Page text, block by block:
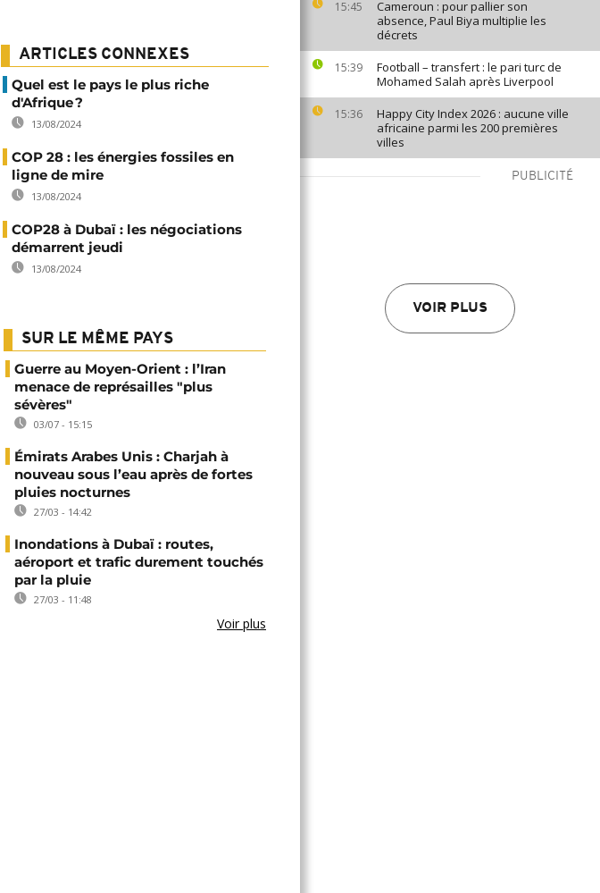
15:45
Cameroun : pour pallier son
absence, Paul Biya multiplie les
décrets
15:39
Football – transfert : le pari turc de
Mohamed Salah après Liverpool
15:36
Happy City Index 2026 : aucune ville
africaine parmi les 200 premières
villes
PUBLICITÉ
VOIR PLUS
ARTICLES CONNEXES
Quel est le pays le plus riche
d'Afrique ?
13/08/2024
COP 28 : les énergies fossiles en
ligne de mire
13/08/2024
COP28 à Dubaï : les négociations
démarrent jeudi
13/08/2024
SUR LE MÊME PAYS
Guerre au Moyen-Orient : l’Iran
menace de représailles "plus
sévères"
03/07 - 15:15
Émirats Arabes Unis : Charjah à
nouveau sous l’eau après de fortes
pluies nocturnes
27/03 - 14:42
Inondations à Dubaï : routes,
aéroport et trafic durement touchés
par la pluie
27/03 - 11:48
Voir plus